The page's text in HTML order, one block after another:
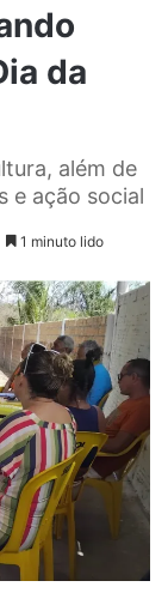
da
além de
e ação social
1 minuto lido